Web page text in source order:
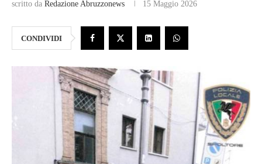
scritto da Redazione Abruzzonews 15 Maggio 2026
CONDIVIDI